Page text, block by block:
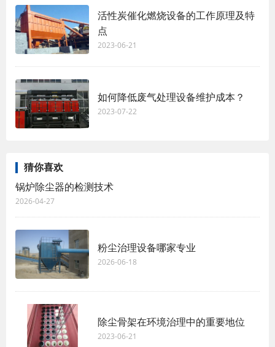
活性炭催化燃烧设备的工作原理及特
点
2023-06-21
如何降低废气处理设备维护成本？
2023-07-22
猜你喜欢
锅炉除尘器的检测技术
2026-04-27
粉尘治理设备哪家专业
2026-06-18
除尘骨架在环境治理中的重要地位
2023-06-21